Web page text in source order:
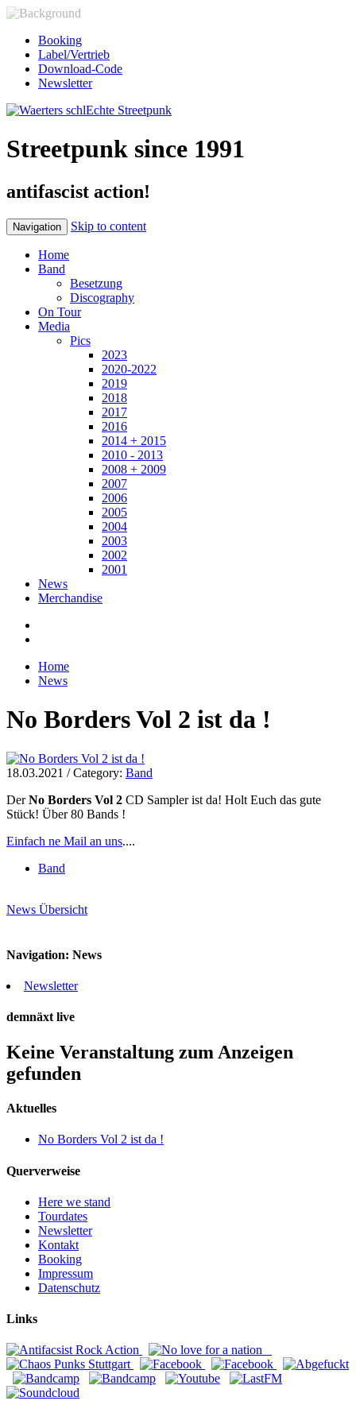
Booking
Label/Vertrieb
Download-Code
Newsletter
Streetpunk since 1991
antifascist action!
Navigation Skip to content
Home
Band
Besetzung
Discography
On Tour
Media
Pics
2023
2020-2022
2019
2018
2017
2016
2014 + 2015
2010 - 2013
2008 + 2009
2007
2006
2005
2004
2003
2002
2001
News
Merchandise
Home
News
No Borders Vol 2 ist da !
18.03.2021 /Category: Band
DerNo Borders Vol 2 CD Sampler ist da! Holt Euch das gute
Stück! Über 80 Bands !
Einfach ne Mail an uns....
Band
News Übersicht
Navigation: News
Newsletter
demnäxt live
Keine Veranstaltung zum Anzeigen
gefunden
Aktuelles
No Borders Vol 2 ist da !
Querverweise
Here we stand
Tourdates
Newsletter
Kontakt
Booking
Impressum
Datenschutz
Links